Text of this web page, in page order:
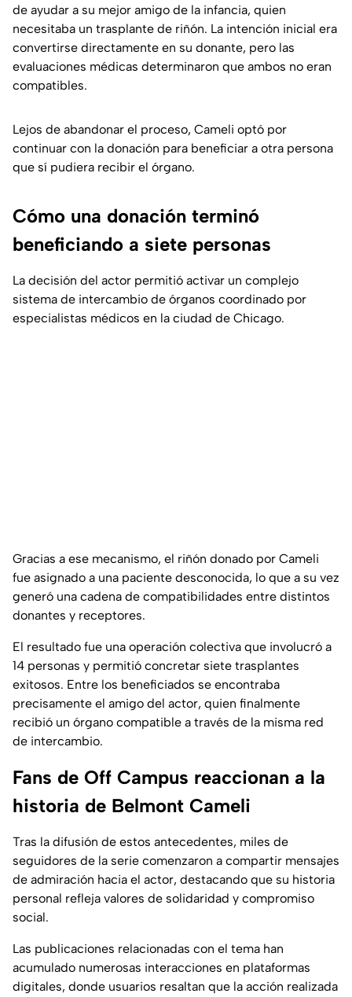
de ayudar a su mejor amigo de la infancia, quien
necesitaba un trasplante de riñón. La intención inicial era
convertirse directamente en su donante, pero las
evaluaciones médicas determinaron que ambos no eran
compatibles.
Lejos de abandonar el proceso, Cameli optó por
continuar con la donación para beneficiar a otra persona
que sí pudiera recibir el órgano.
Cómo una donación terminó
beneficiando a siete personas
La decisión del actor permitió activar un complejo
sistema de intercambio de órganos coordinado por
especialistas médicos en la ciudad de Chicago.
Gracias a ese mecanismo, el riñón donado por Cameli
fue asignado a una paciente desconocida, lo que a su vez
generó una cadena de compatibilidades entre distintos
donantes y receptores.
El resultado fue una operación colectiva que involucró a
14 personas y permitió concretar siete trasplantes
exitosos. Entre los beneficiados se encontraba
precisamente el amigo del actor, quien finalmente
recibió un órgano compatible a través de la misma red
de intercambio.
Fans de Off Campus reaccionan a la
historia de Belmont Cameli
Tras la difusión de estos antecedentes, miles de
seguidores de la serie comenzaron a compartir mensajes
de admiración hacia el actor, destacando que su historia
personal refleja valores de solidaridad y compromiso
social.
Las publicaciones relacionadas con el tema han
acumulado numerosas interacciones en plataformas
digitales, donde usuarios resaltan que la acción realizada